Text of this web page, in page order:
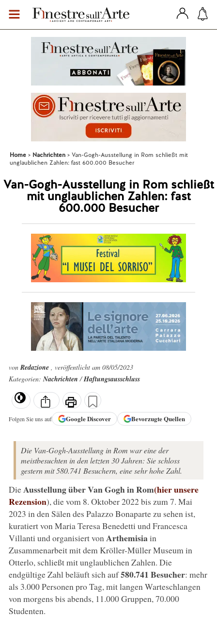
Home Nachrichten
Van-Gogh-Ausstellung in Rom schließt mit
unglaublichen Zahlen: fast 600.000 Besucher
Van-Gogh-Ausstellung in Rom schließt
mit unglaublichen Zahlen: fast
600.000 Besucher
vonRedazione , veröffentlicht am 08/05/2023
Kategorien:Nachrichten/Haftungsausschluss
Folgen Sie uns auf GoogleDiscover Bevorzugte Quellen
Die Van-Gogh-Ausstellung in Rom war eine der
meistbesuchten in den letzten 30 Jahren: Sie schloss
gestern mit 580.741 Besuchern, eine sehr hohe Zahl.
DieAusstellung über Van Gogh in Rom(hier unsere
Rezension), die vom 8. Oktober 2022 bis zum 7. Mai
2023 in den Sälen des Palazzo Bonaparte zu sehen ist,
kuratiert von Maria Teresa Benedetti und Francesca
Villanti und organisiert von Arthemisiain
Zusammenarbeit mit dem Kröller-Müller Museum in
Otterlo, schließt mit unglaublichen Zahlen. Die
endgültige Zahl beläuft sich auf580.741 Besucher: mehr
als 3.000 Personen pro Tag, mit langen Warteschlangen
von morgens bis abends, 11.000 Gruppen, 70.000
Studenten.